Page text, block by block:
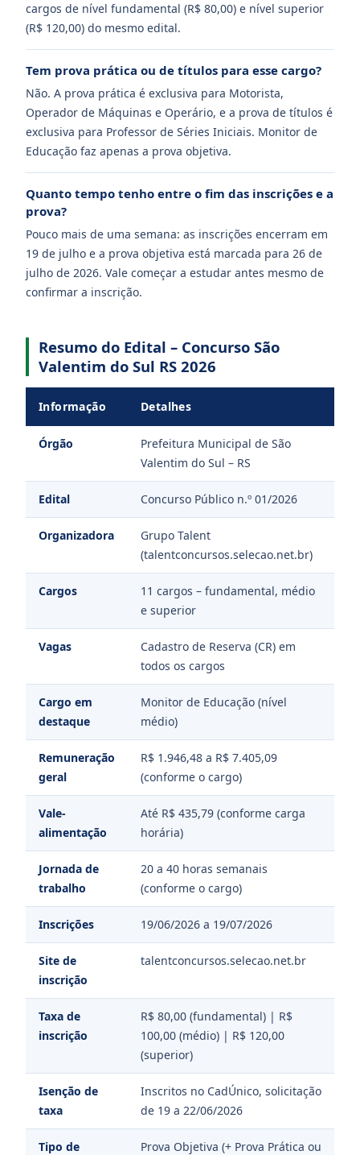
cargos de nível fundamental (R$ 80,00) e nível superior
(R$ 120,00) do mesmo edital.
Tem prova prática ou de títulos para esse cargo?
Não. A prova prática é exclusiva para Motorista,
Operador de Máquinas e Operário, e a prova de títulos é
exclusiva para Professor de Séries Iniciais. Monitor de
Educação faz apenas a prova objetiva.
Quanto tempo tenho entre o fim das inscrições e a
prova?
Pouco mais de uma semana: as inscrições encerram em
19 de julho e a prova objetiva está marcada para 26 de
julho de 2026. Vale começar a estudar antes mesmo de
confirmar a inscrição.
Resumo do Edital – Concurso São
Valentim do Sul RS 2026
Informação Detalhes
Órgão
Prefeitura Municipal de São
Valentim do Sul – RS
Edital Concurso Público n.º 01/2026
Organizadora
Grupo Talent
(talentconcursos.selecao.net.br)
Cargos
11 cargos – fundamental, médio
e superior
Vagas
Cadastro de Reserva (CR) em
todos os cargos
Cargo em
destaque
Monitor de Educação (nível
médio)
Remuneração
geral
R$ 1.946,48 a R$ 7.405,09
(conforme o cargo)
Vale-
alimentação
Até R$ 435,79 (conforme carga
horária)
Jornada de
trabalho
20 a 40 horas semanais
(conforme o cargo)
Inscrições 19/06/2026 a 19/07/2026
Site de
inscrição
talentconcursos.selecao.net.br
Taxa de
inscrição
R$ 80,00 (fundamental) | R$
100,00 (médio) | R$ 120,00
(superior)
Isenção de
taxa
Inscritos no CadÚnico, solicitação
de 19 a 22/06/2026
Tipo de Prova Objetiva (+ Prova Prática ou